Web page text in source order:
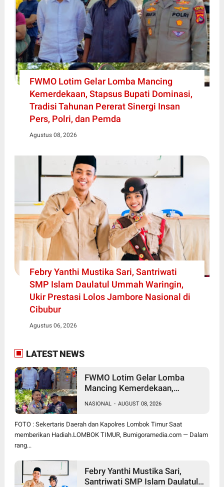
FWMO Lotim Gelar Lomba Mancing
Kemerdekaan, Stapsus Bupati Dominasi,
Tradisi Tahunan Pererat Sinergi Insan
Pers, Polri, dan Pemda
Agustus 08, 2026
Febry Yanthi Mustika Sari, Santriwati
SMP Islam Daulatul Ummah Waringin,
Ukir Prestasi Lolos Jambore Nasional di
Cibubur
Agustus 06, 2026
LATEST NEWS
FWMO Lotim Gelar Lomba
Mancing Kemerdekaan,
Tradisi Tahunan Pererat Sinergi
Insan Pers, Polri, dan Pemda
NASIONAL - AUGUST 08, 2026
FOTO : Sekertaris Daerah dan Kapolres Lombok Timur Saat
memberikan Hadiah.LOMBOK TIMUR, Bumigoramedia.com — Dalam
rang...
Febry Yanthi Mustika Sari,
Santriwati SMP Islam Daulatul